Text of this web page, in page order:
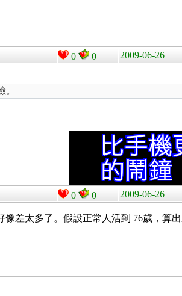
0 0 2009-06-26
0 0 2009-06-26
差太多了。假設正常人活到 76歲，算出